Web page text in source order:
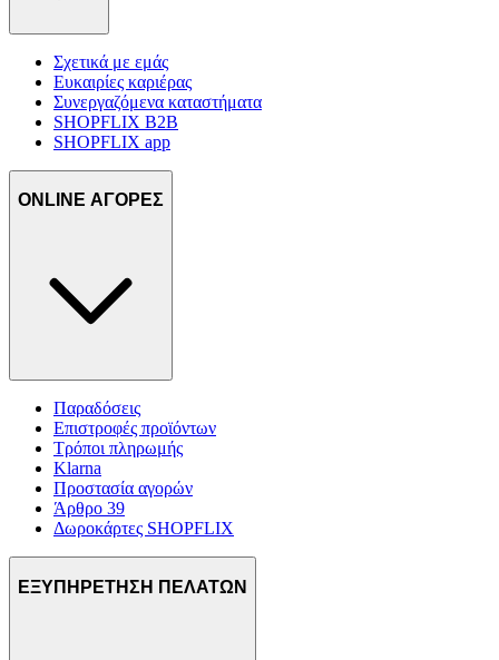
προϊόντων. Επίσης, κοινοποιούμε πληροφορίες σχετικά με την από
μέρους σας χρήση της τοποθεσίας μας στους συνεργάτες μέσων
κοινωνικής δικτύωσης, διαφημίσεων και ανάλυσης.
Σχετικά με εμάς
Ευκαιρίες καριέρας
Συνεργαζόμενα καταστήματα
SHOPFLIX B2B
SHOPFLIX app
ONLINE ΑΓΟΡΕΣ
Παραδόσεις
Επιστροφές προϊόντων
Τρόποι πληρωμής
Klarna
Προστασία αγορών
Άρθρο 39
Δωροκάρτες SHOPFLIX
ΕΞΥΠΗΡΕΤΗΣΗ ΠΕΛΑΤΩΝ